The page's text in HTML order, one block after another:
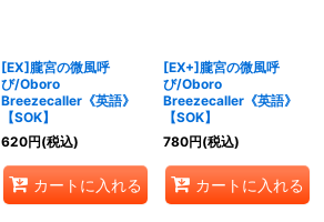
[EX]朧宮の微風呼
び/Oboro
Breezecaller《英語》
【SOK】
620円(税込)
カートに入れる
[EX+]朧宮の微風呼
び/Oboro
Breezecaller《英語》
【SOK】
780円(税込)
カートに入れる